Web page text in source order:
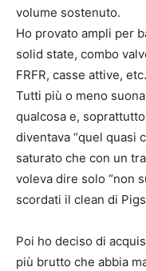
volume sostenuto.
Ho provato ampli per
solid state, combo
FRFR, casse attive,
Tutti più o meno
qualcosa e,
diventava “quel quasi
saturato che con un
voleva dire solo “non
scordati il clean di
Poi ho deciso di
più brutto che abbia